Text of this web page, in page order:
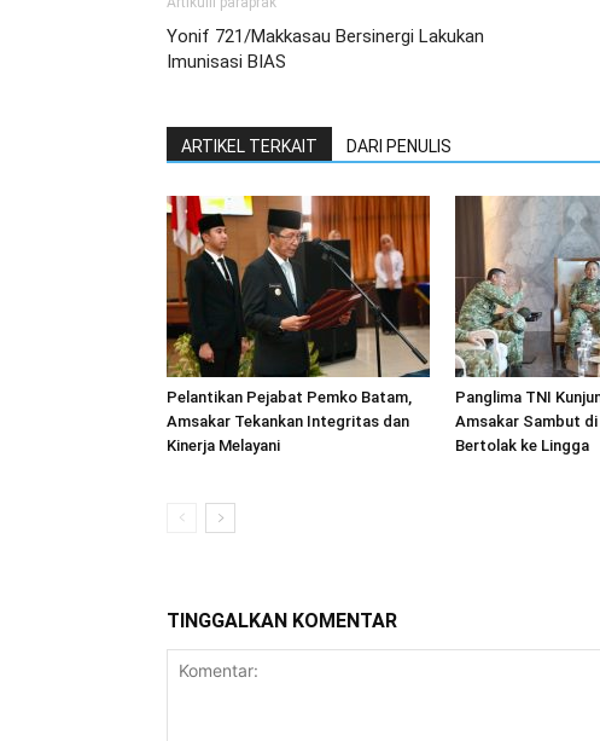
Yonif 721/Makkasau Bersinergi Lakukan
Imunisasi BIAS
ARTIKEL TERKAIT DARI PENULIS
Pelantikan Pejabat Pemko Batam,
Amsakar Tekankan Integritas dan
Kinerja Melayani
Panglima TNI
Amsakar Sambut
Bertolak ke Lingga
TINGGALKAN KOMENTAR